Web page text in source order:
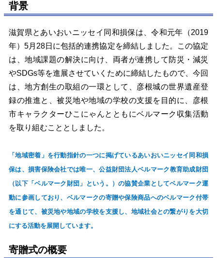
背景
滋賀県とあいおいニッセイ同和損保は、令和元年（2019
年）5月28日に包括的連携協定を締結しました。この協定
は、地域課題の解決に向け、両者が連携して防災・減災
やSDGs等を進展させていくために締結したもので、今回
は、地方創生の取組の一環として、彦根城の世界遺産登
録の推進と、被災地や地域の学校の支援を目的に、彦根
市キャラクターひこにゃんとともにベルマーク収集活動
を取り組むこととしました。
「地域密着」を行動指針の一つに掲げているあいおいニッセイ同和損
保は、損害保険会社では唯一、公益財団法人ベルマーク教育助成財団
（以下「ベルマーク財団」という。）の協賛企業としてベルマーク運
動に参画しており、ベルマークの寄贈や保険商品へのベルマーク付帯
を通じて、被災地や地域の学校を支援し、地域社会との繋がりを大切
にする活動を展開しています。
寄贈式の概要